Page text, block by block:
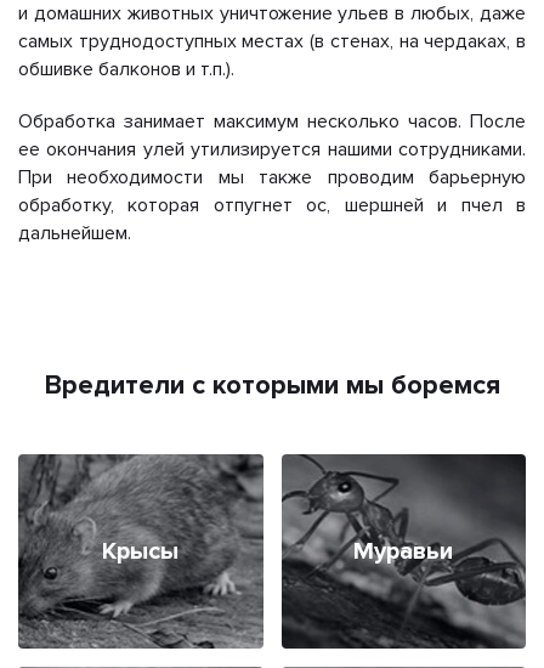
и домашних животных уничтожение ульев в любых, даже
самых труднодоступных местах (в стенах, на чердаках, в
обшивке балконов и т.п.).
Обработка занимает максимум несколько часов. После
ее окончания улей утилизируется нашими сотрудниками.
При необходимости мы также проводим барьерную
обработку, которая отпугнет ос, шершней и пчел в
дальнейшем.
Вредители с которыми мы боремся
Крысы Муравьи